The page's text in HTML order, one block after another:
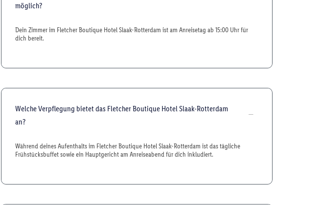
möglich?
Dein Zimmer im Fletcher Boutique Hotel Slaak-Rotterdam ist am Anreisetag ab 15:00 Uhr für
dich bereit.
Welche Verpflegung bietet das Fletcher Boutique Hotel Slaak-Rotterdam
an?
Während deines Aufenthalts im Fletcher Boutique Hotel Slaak-Rotterdam ist das tägliche
Frühstücksbuffet sowie ein Hauptgericht am Anreiseabend für dich inkludiert.